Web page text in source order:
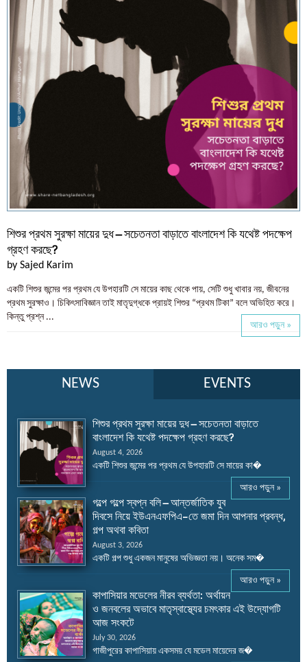
শিশুর প্রথম সুরক্ষা মায়ের দুধ – সচেতনতা বাড়াতে বাংলাদেশ কি যথেষ্ট পদক্ষেপ
গ্রহণ করছে?
by Sajed Karim
একটি শিশুর জন্মের পর প্রথম যে উপহারটি সে মায়ের কাছ থেকে পায়, সেটি শুধু খাবার নয়, জীবনের
প্রথম সুরক্ষাও। চিকিৎসাবিজ্ঞান তাই মাতৃদুগ্ধকে প্রায়ই শিশুর “প্রথম টিকা” বলে অভিহিত করে।
কিন্তু প্রশ্ন ...
আরও পড়ুন »
NEWS EVENTS
শিশুর প্রথম সুরক্ষা মায়ের দুধ – সচেতনতা বাড়াতে
বাংলাদেশ কি যথেষ্ট পদক্ষেপ গ্রহণ করছে?
August 4, 2026
একটি শিশুর জন্মের পর প্রথম যে উপহারটি সে মায়ের কা�
আরও পড়ুন »
গল্পে গল্পে স্বপ্ন বলি – আন্তর্জাতিক যুব
দিবসে নিয়ে ইউএনএফপিএ-তে জমা দিন আপনার প্রবন্ধ,
গল্প অথবা কবিতা
August 3, 2026
একটি গল্প শুধু একজন মানুষের অভিজ্ঞতা নয়। অনেক সম�
আরও পড়ুন »
কাপাসিয়ার মডেলের নীরব ব্যর্থতা: অর্থায়ন
ও জনবলের অভাবে মাতৃস্বাস্থ্যের চমৎকার এই উদ্যোগটি
আজ সংকটে
July 30, 2026
গাজীপুরের কাপাসিয়ায় একসময় যে মডেল মায়েদের জ�